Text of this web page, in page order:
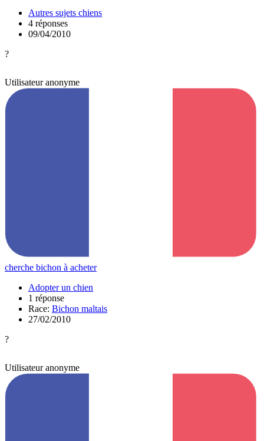
Autres sujets chiens
4 réponses
09/04/2010
?
Utilisateur anonyme
cherche bichon à acheter
Adopter un chien
1 réponse
Race: Bichon maltais
27/02/2010
?
Utilisateur anonyme